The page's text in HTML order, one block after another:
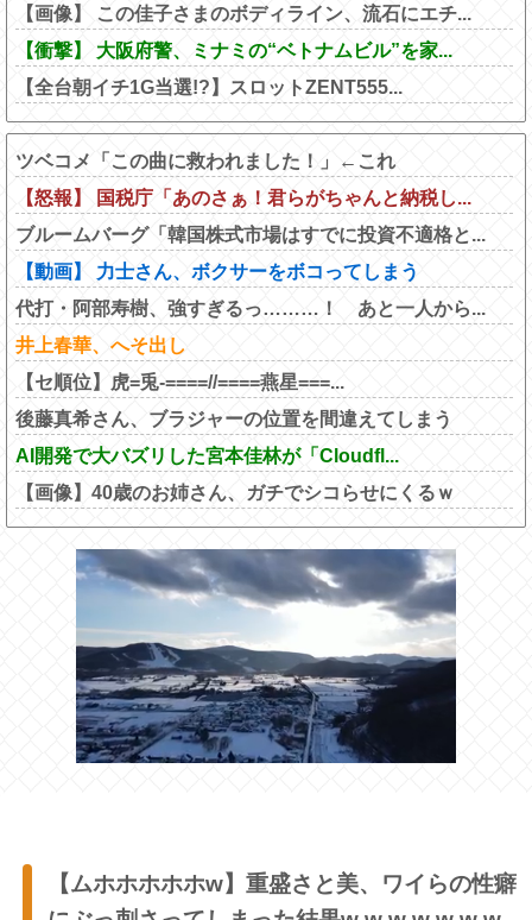
【画像】 この佳子さまのボディライン、流石にエチ...
【衝撃】 大阪府警、ミナミの“ベトナムビル”を家...
【全台朝イチ1G当選!?】スロットZENT555...
ツベコメ「この曲に救われました！」←これ
【怒報】 国税庁「あのさぁ！君らがちゃんと納税し...
ブルームバーグ「韓国株式市場はすでに投資不適格と...
【動画】 力士さん、ボクサーをボコってしまう
代打・阿部寿樹、強すぎるっ………！ あと一人から...
井上春華、へそ出し
【セ順位】虎=兎-====//====燕星===...
後藤真希さん、ブラジャーの位置を間違えてしまう
AI開発で大バズリした宮本佳林が「Cloudfl...
【画像】40歳のお姉さん、ガチでシコらせにくるｗ
【ムホホホホホw】重盛さと美、ワイらの性癖